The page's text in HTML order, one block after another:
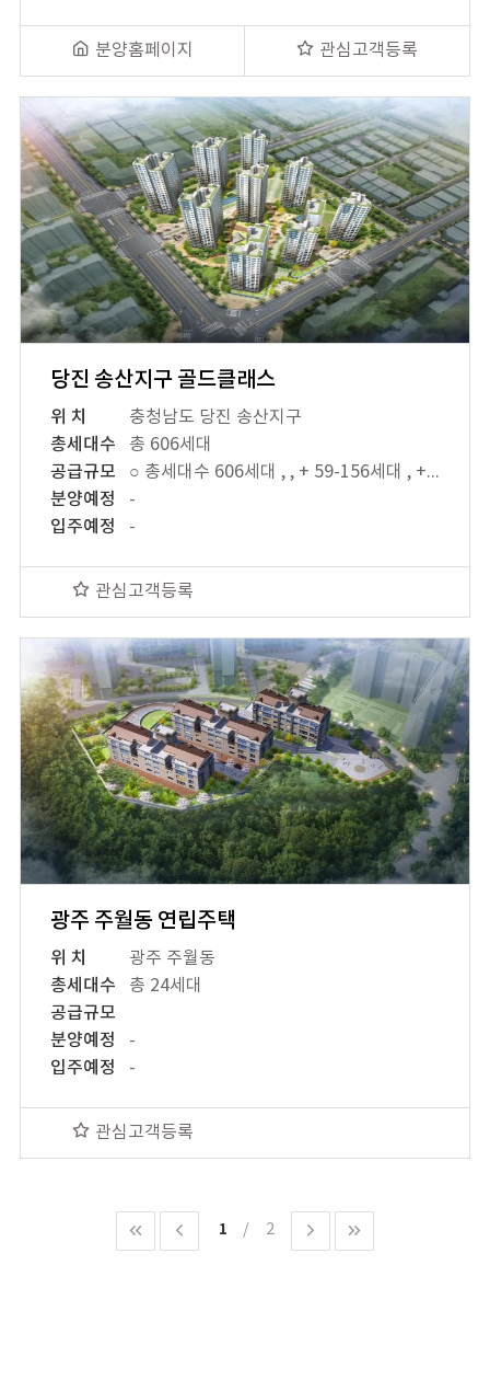
분양홈페이지 관심고객등록
당진 송산지구 골드클래스
위 치
충청남도 당진 송산지구
총세대수
총 606세대
공급규모
○ 총세대수 606세대 , , + 59-156세대 , + 71-180세대 , + 74-158세대 , + 84-112세대
분양예정
-
입주예정
-
관심고객등록
광주 주월동 연립주택
위 치
광주 주월동
총세대수
총 24세대
공급규모
분양예정
-
입주예정
-
관심고객등록
1 2